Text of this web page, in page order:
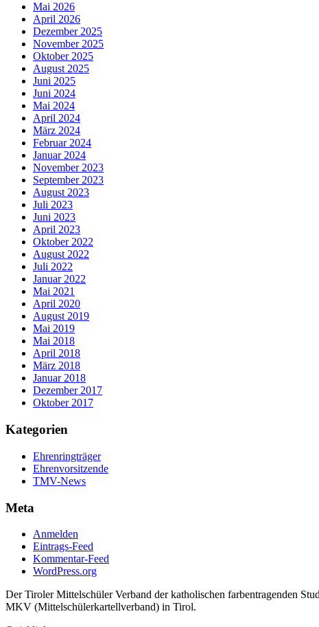
Mai 2026
April 2026
Dezember 2025
November 2025
Oktober 2025
August 2025
Juni 2025
Juni 2024
Mai 2024
April 2024
März 2024
Februar 2024
Januar 2024
November 2023
September 2023
August 2023
Juli 2023
Juni 2023
April 2023
Oktober 2022
August 2022
Juli 2022
Januar 2022
Mai 2021
April 2020
August 2019
Mai 2019
Mai 2018
April 2018
März 2018
Januar 2018
Dezember 2017
Oktober 2017
Kategorien
Ehrenringträger
Ehrenvorsitzende
TMV-News
Meta
Anmelden
Eintrags-Feed
Kommentar-Feed
WordPress.org
Der Tiroler Mittelschüler Verband der katholischen farbentragenden
MKV (Mittelschülerkartellverband) in Tirol.